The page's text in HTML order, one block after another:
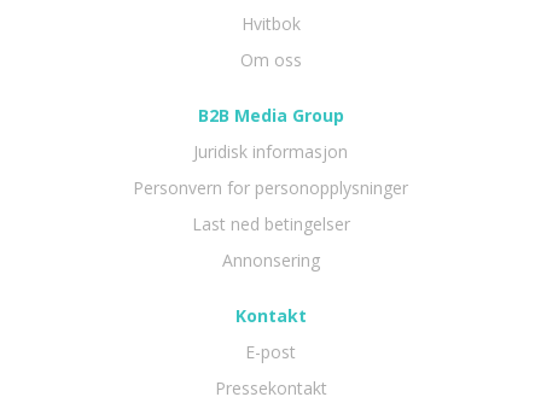
Hvitbok
Om oss
B2B Media Group
Juridisk informasjon
Personvern for personopplysninger
Last ned betingelser
Annonsering
Kontakt
E-post
Pressekontakt